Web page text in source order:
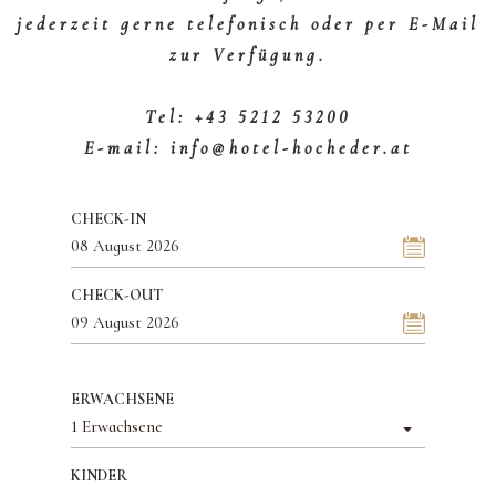
jederzeit gerne telefonisch oder per E-Mail
zur Verfügung.
Tel: +43 5212 53200
E-mail: info@hotel-hocheder.at
CHECK-IN
CHECK-OUT
ERWACHSENE
1 Erwachsene
KINDER